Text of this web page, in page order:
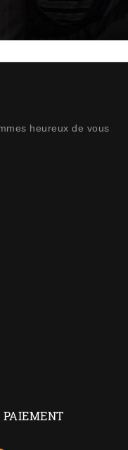
heureux de vous
PAIEMENT